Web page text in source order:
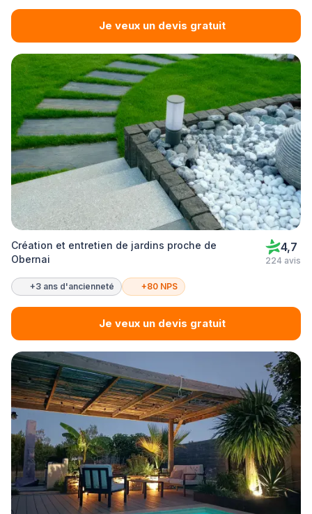
Je veux un devis gratuit
Création et entretien de jardins proche de
Obernai
4,7
224 avis
+3 ans d'ancienneté +80 NPS
Je veux un devis gratuit